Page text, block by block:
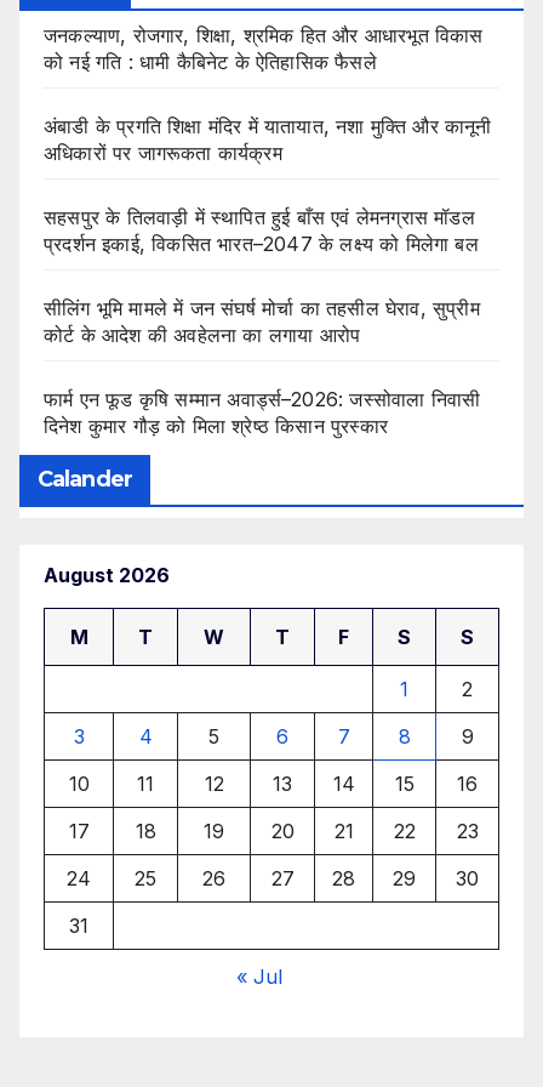
जनकल्याण, रोजगार, शिक्षा, श्रमिक हित और आधारभूत विकास
को नई गति : धामी कैबिनेट के ऐतिहासिक फैसले
अंबाडी के प्रगति शिक्षा मंदिर में यातायात, नशा मुक्ति और कानूनी
अधिकारों पर जागरूकता कार्यक्रम
सहसपुर के तिलवाड़ी में स्थापित हुई बाँस एवं लेमनग्रास मॉडल
प्रदर्शन इकाई, विकसित भारत–2047 के लक्ष्य को मिलेगा बल
सीलिंग भूमि मामले में जन संघर्ष मोर्चा का तहसील घेराव, सुप्रीम
कोर्ट के आदेश की अवहेलना का लगाया आरोप
फार्म एन फूड कृषि सम्मान अवार्ड्स–2026: जस्सोवाला निवासी
दिनेश कुमार गौड़ को मिला श्रेष्ठ किसान पुरस्कार
Calander
August 2026
M T W T F S S
1
2
3
4 5 6 7 8
9
10
11 12 13 14 15
16
17
18 19 20 21 22
23
24
25 26 27 28 29
30
31
« Jul